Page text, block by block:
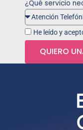
¿Qué servicio
He leído y
QUIERO